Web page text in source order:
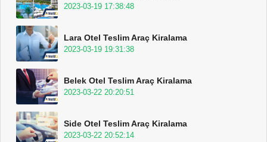
2023-03-19 17:38:48
Lara Otel Teslim Araç Kiralama
2023-03-19 19:31:38
Belek Otel Teslim Araç Kiralama
2023-03-22 20:20:51
Side Otel Teslim Araç Kiralama
2023-03-22 20:52:14